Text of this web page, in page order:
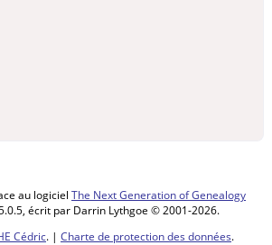
au logiciel The Next Generation of Genealogy
écrit par Darrin Lythgoe © 2001-2026.
Cédric. | Charte de protection des données.